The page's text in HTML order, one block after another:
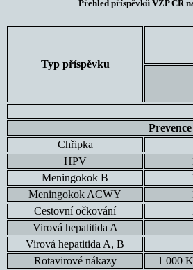
Přehled příspěvků VZP ČR
Typ příspěvku
Chřipka
HPV
Meningokok B
Meningokok ACWY
Cestovní očkování
Virová hepatitida A
Virová hepatitida A, B
Rotavirové nákazy
1 000